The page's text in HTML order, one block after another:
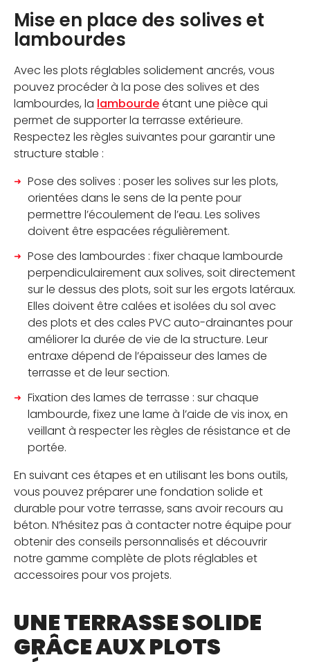
Mise en place des solives et
lambourdes
Avec les plots réglables solidement ancrés, vous
pouvez procéder à la pose des solives et des
lambourdes, la lambourdeétant une pièce qui
permet de supporter la terrasse extérieure.
Respectez les règles suivantes pour garantir une
structure stable :
Pose des solives : poser les solives sur les plots,
orientées dans le sens de la pente pour
permettre l’écoulement de l’eau. Les solives
doivent être espacées régulièrement.
Pose des lambourdes : fixer chaque lambourde
perpendiculairement aux solives, soit directement
sur le dessus des plots, soit sur les ergots latéraux.
Elles doivent être calées et isolées du sol avec
des plots et des cales PVC auto-drainantes pour
améliorer la durée de vie de la structure. Leur
entraxe dépend de l’épaisseur des lames de
terrasse et de leur section.
Fixation des lames de terrasse : sur chaque
lambourde, fixez une lame à l’aide de vis inox, en
veillant à respecter les règles de résistance et de
portée.
En suivant ces étapes et en utilisant les bons outils,
vous pouvez préparer une fondation solide et
durable pour votre terrasse, sans avoir recours au
béton. N’hésitez pas à contacter notre équipe pour
obtenir des conseils personnalisés et découvrir
notre gamme complète de plots réglables et
accessoires pour vos projets.
UNE TERRASSE SOLIDE
GRÂCE AUX PLOTS